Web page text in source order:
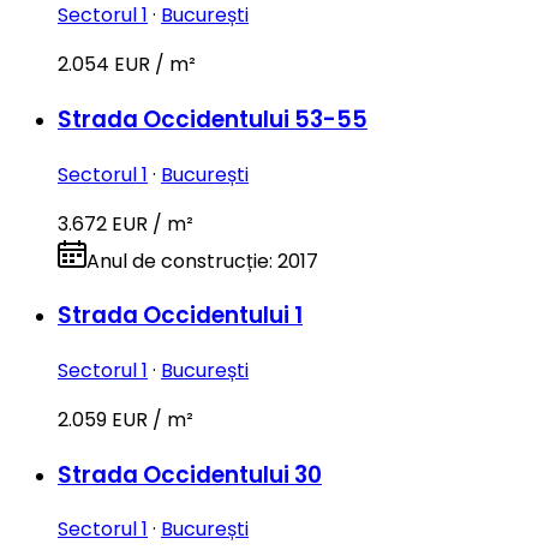
Sectorul 1 · București
2.054 EUR / m²
Strada Occidentului 53-55
Sectorul 1 · București
3.672 EUR / m²
Anul de construcție: 2017
Strada Occidentului 1
Sectorul 1 · București
2.059 EUR / m²
Strada Occidentului 30
Sectorul 1 · București